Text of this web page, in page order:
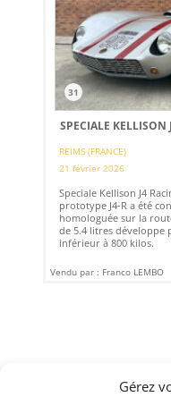
Gérez
31
SPECIALE
REIMS (FRANCE)
21 février 2026
Speciale Kellison J4
prototype J4-R a été
homologuée sur la
de 5.4 litres développe
inférieur à 800 kilos.
Vendu par : Franco LEMBO